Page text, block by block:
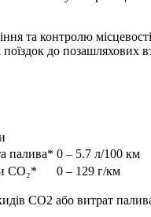
та контролю
до позашляхових
палива* 0 – 5.7 л/100 км
CO₂*
0 – 129 г/км
СО2 або витрат